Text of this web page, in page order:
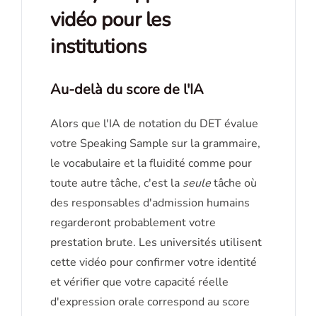
vidéo pour les
institutions
Au-delà du score de l'IA
Alors que l'IA de notation du DET évalue
votre Speaking Sample sur la grammaire,
le vocabulaire et la fluidité comme pour
toute autre tâche, c'est la seuletâche où
des responsables d'admission humains
regarderont probablement votre
prestation brute. Les universités utilisent
cette vidéo pour confirmer votre identité
et vérifier que votre capacité réelle
d'expression orale correspond au score